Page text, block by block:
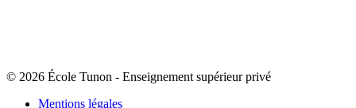
© 2026 École Tunon - Enseignement supérieur privé
Mentions légales